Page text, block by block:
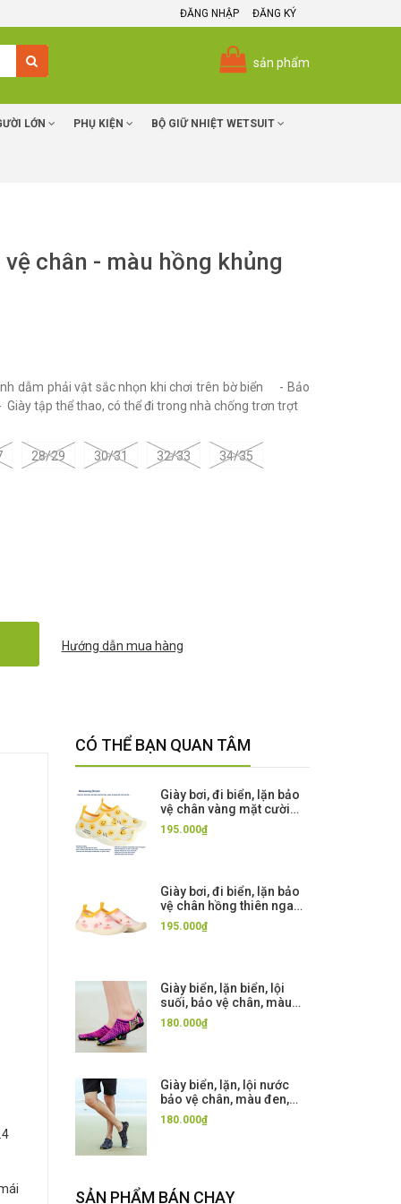
ĐĂNG NHẬP ĐĂNG KÝ
sản phẩm
LỚN PHỤ KIỆN BỘ GIỮ NHIỆT WETSUIT
chân - màu hồng khủng
dẫm phải vật sắc nhọn khi chơi trên bờ biển - Bảo
tập thể thao, có thể đi trong nhà chống trơn trợt
28/29 30/31 32/33 34/35
Hướng dẫn mua hàng
CÓ THỂ BẠN QUAN TÂM
Giày bơi, đi biển, lặn bảo
vệ chân vàng mặt cười
Momasong (Korea)
195.000₫
Giày bơi, đi biển, lặn bảo
vệ chân hồng thiên nga
Momasong (Korea)
195.000₫
Giày biển, lặn biển, lội
suối, bảo vệ chân, màu
tím, đế dày cao cấp
180.000₫
Giày biển, lặn, lội nước
bảo vệ chân, màu đen,
đế dày cao cấp
180.000₫
SẢN PHẨM BÁN CHẠY